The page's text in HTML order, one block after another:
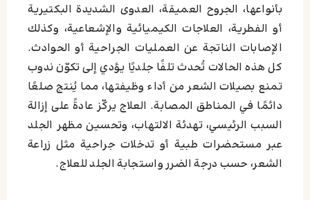
بأنواعها، الجروح العميقة، العدوى الشديدة البكتيرية
أو الفطرية، العلاجات الكيميائية والإشعاعية، وكذلك
الإصابات الناتجة عن العمليات الجراحية أو الحوادث.
كل هذه الحالات تُحدث تلفًا جلديًا يؤدي إلى تكوّن ندوب
تمنع بصيلات الشعر من أداء وظيفتها، مما يُنتج صلعًا
دائمًا في المناطق المصابة. العلاج يركّز عادةً على إزالة
السبب الرئيسي، تهدئة الالتهاب، وتحسين مظهر الجلد
عبر مستحضرات طبية أو تدخلات جراحية مثل زراعة
الشعر، حسب درجة الضرر واستجابة الجلد للعلاج.